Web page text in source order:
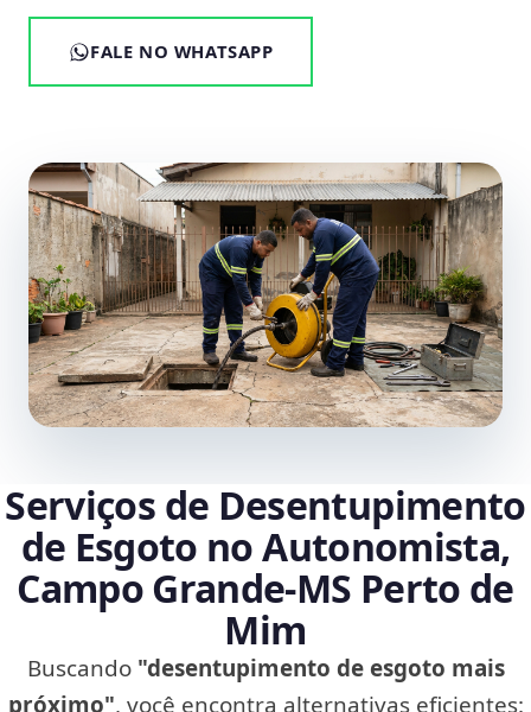
FALE NO WHATSAPP
Serviços de Desentupimento
de Esgoto no Autonomista,
Campo Grande‑MS Perto de
Mim
Buscando "desentupimento de esgoto mais
próximo", você encontra alternativas eficientes: